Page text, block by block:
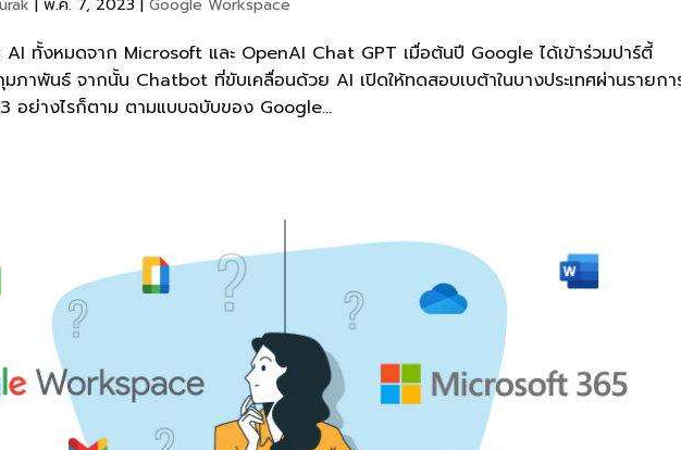
|พ.ค. 7, 2023 |Google Workspace
AI ทั้งหมดจาก Microsoft และ OpenAI Chat GPT เมื่อต้นปี Google ได้เข้าร่วมปาร์ตี้
ภาพันธ์ จากนั้น Chatbot ที่ขับเคลื่อนด้วย AI เปิดให้ทดสอบเบต้าในบางประเทศผ่านรายกา
อย่างไรก็ตาม ตามแบบฉบับของ Google...